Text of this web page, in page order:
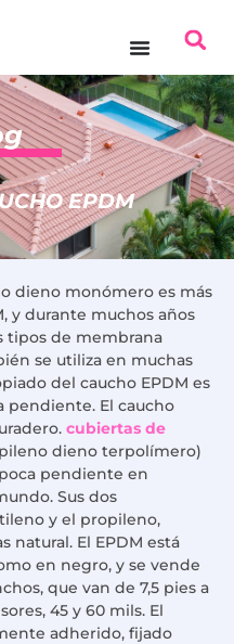
EPDM
dieno monómero es más
y durante muchos años
tipos de membrana
se utiliza en muchas
del caucho EPDM es
pendiente. El caucho
cubiertas de
dieno terpolímero)
pendiente en
Sus dos
y el propileno,
natural. El EPDM está
en negro, y se vende
que van de 7,5 pies a
45 y 60 mils. El
adherido, fijado